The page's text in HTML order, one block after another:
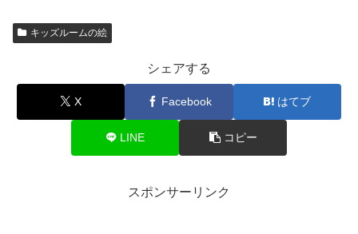
キッズルームの絵
シェアする
X Facebook はてブ
LINE コピー
スポンサーリンク